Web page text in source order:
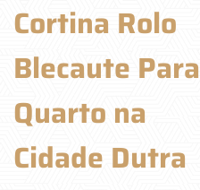
Cortina Rolo
Blecaute Para
Quarto na
Cidade Dutra